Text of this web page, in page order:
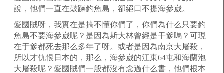
說，他們一直在鼓躁釣魚島，卻絕口不提海參崴。
愛國賊呀，我實在是搞不懂你們了，你們為什么只要釣
魚島不要海參崴呢？是因為斯大林曾經是干爹嗎？可現
在于爹都死去那么多年了呀。或者是因為南京大屠殺，
所以才仇恨日本的，那么，海參崴的江東64屯和海蘭泡
大屠殺呢？愛國賊們一般都沒有念過什么書，他們根本